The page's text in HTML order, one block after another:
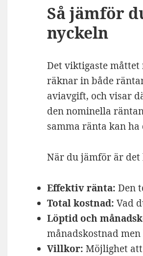
Så jämför
nyckeln
Det viktigaste
räknar in både
aviavgift, och visar
den nominella
samma ränta kan
När du jämför är
Effektiv ränta: Den
Total kostnad: Vad
Löptid och
månadskostnad
Villkor: Möjlighet